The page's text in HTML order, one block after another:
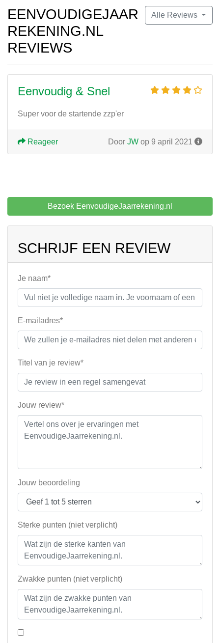
Alle Reviews
EENVOUDIGEJAAR
REKENING.NL
REVIEWS
Eenvoudig & Snel
Super voor de startende zzp'er
Door JW op 9 april 2021
Reageer
Bezoek EenvoudigeJaarrekening.nl
SCHRIJF EEN REVIEW
Je naam*
E-mailadres*
Titel van je review*
Jouw review*
Jouw beoordeling
Sterke punten (niet verplicht)
Zwakke punten (niet verplicht)